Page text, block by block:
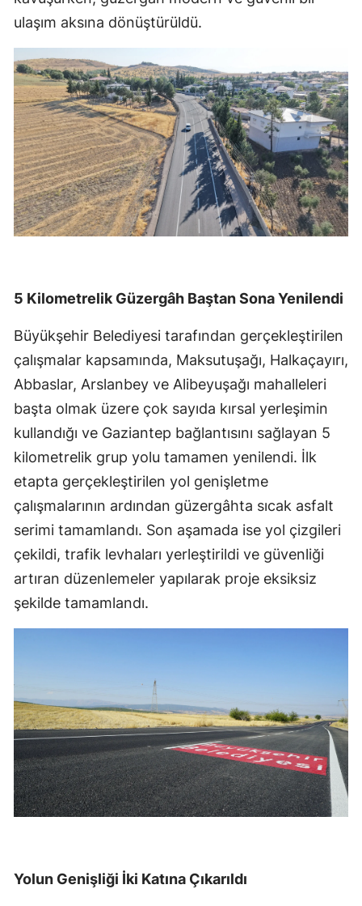
ulaşım aksına dönüştürüldü.
5 Kilometrelik Güzergâh Baştan Sona Yenilendi
Büyükşehir Belediyesi tarafından gerçekleştirilen
çalışmalar kapsamında, Maksutuşağı, Halkaçayırı,
Abbaslar, Arslanbey ve Alibeyuşağı mahalleleri
başta olmak üzere çok sayıda kırsal yerleşimin
kullandığı ve Gaziantep bağlantısını sağlayan 5
kilometrelik grup yolu tamamen yenilendi. İlk
etapta gerçekleştirilen yol genişletme
çalışmalarının ardından güzergâhta sıcak asfalt
serimi tamamlandı. Son aşamada ise yol çizgileri
çekildi, trafik levhaları yerleştirildi ve güvenliği
artıran düzenlemeler yapılarak proje eksiksiz
şekilde tamamlandı.
Yolun Genişliği İki Katına Çıkarıldı